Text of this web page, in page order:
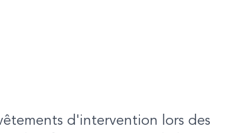
d'intervention lors des